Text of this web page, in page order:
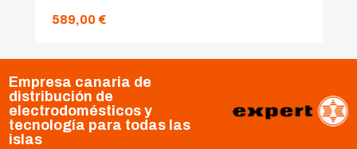
589,00 €
Empresa canaria de
distribución de
electrodomésticos y
tecnología para todas las
islas